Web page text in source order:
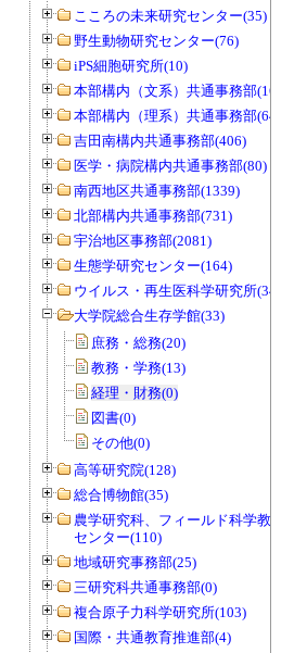
こころの未来研究センター(35)
野生動物研究センター(76)
iPS細胞研究所(10)
本部構内（文系）共通事務部(165)
本部構内（理系）共通事務部(646)
吉田南構内共通事務部(406)
医学・病院構内共通事務部(80)
南西地区共通事務部(1339)
北部構内共通事務部(731)
宇治地区事務部(2081)
生態学研究センター(164)
ウイルス・再生医科学研究所(34)
大学院総合生存学館(33)
庶務・総務(20)
教務・学務(13)
経理・財務(0)
図書(0)
その他(0)
高等研究院(128)
総合博物館(35)
農学研究科、フィールド科学教育研究
センター(110)
地域研究事務部(25)
三研究科共通事務部(0)
複合原子力科学研究所(103)
国際・共通教育推進部(4)